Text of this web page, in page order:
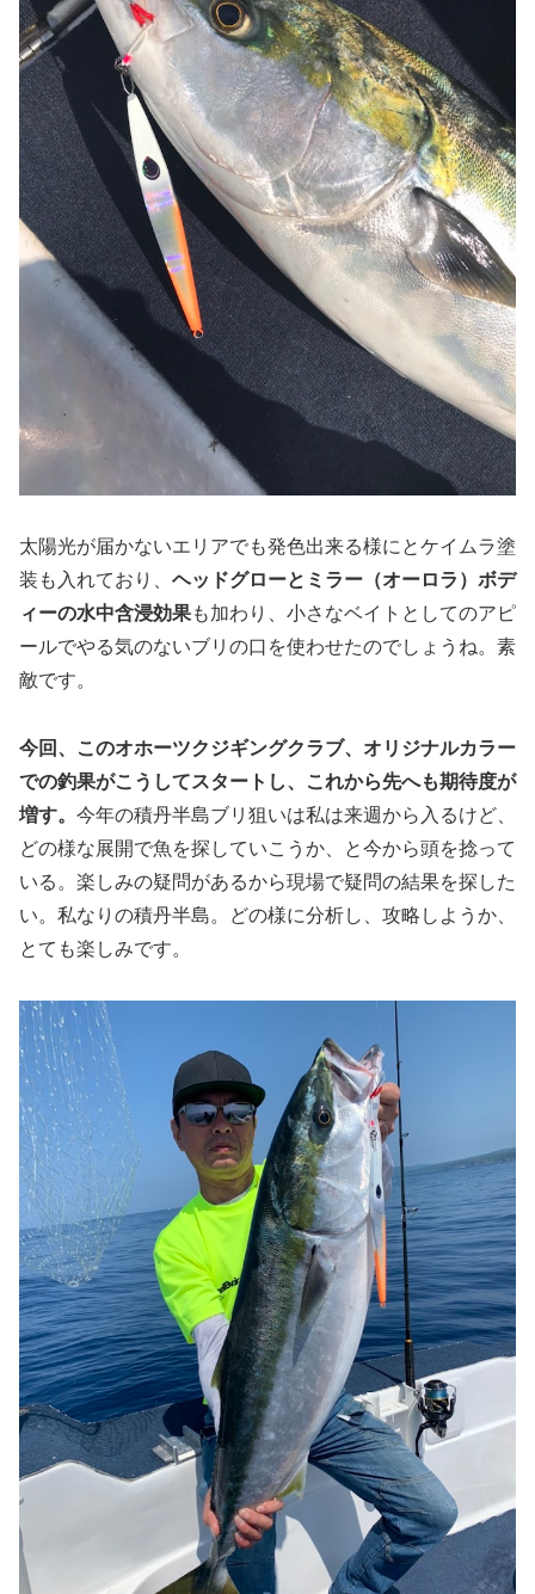
太陽光が届かないエリアでも発色出来る様にとケイムラ塗
装も入れており、 ヘッドグローとミラー（オーロラ）ボデ
ィーの水中含浸効果も加わり、小さなベイトとしてのアピ
ールでやる気のないブリの口を使わせたのでしょうね。素
敵です。
今回、このオホーツクジギングクラブ、オリジナルカラー
での釣果がこうしてスタートし、これから先へも期待度が
増す。 今年の積丹半島ブリ狙いは私は来週から入るけど、
どの様な展開で魚を探していこうか、と今から頭を捻って
いる。楽しみの疑問があるから現場で疑問の結果を探した
い。私なりの積丹半島。どの様に分析し、攻略しようか、
とても楽しみです。